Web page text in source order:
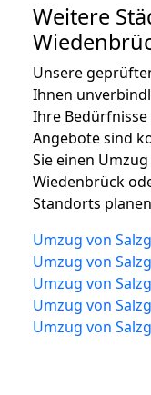
Weitere
Unsere
Ihnen
Ihre
Angebote sind
Sie einen
Wiedenbrück
Standorts
Umzug von
Umzug von
Umzug von
Umzug von
Umzug von